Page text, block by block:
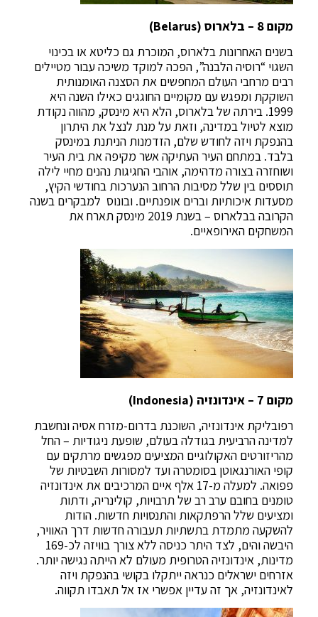
מקום 8 – בלארוס (Belarus)
בשנים האחרונות בלארוס, המוכרת גם כליטא או בכינוי
השגוי “רוסיה הלבנה”, הפכה למוקד משיכה עבור מטיילים
רבים מרחבי העולם המחפשים את הסצנה האומנותית
השוקקת ומפגש עם מקומיים החוגגים כאילו השנה היא
1999. בירתה של בלארוס, הלא היא מינסק, מהווה נקודת
מוצא לטיול במדינה, וזאת על מנת לנצל את היתרון
בהנפקת ויזה לחודש שלם, הזדמנות הניתנת במינסק
בלבד. במתחם העיר העתיקה אשר מקיפה את בית העיר
ושוחזרה בצורה מדהימה, אוהבי החגיגות נהנים מחיי לילה
תוססים בין שלל מסיבות הרחוב הנערכות בחודשי הקיץ,
מסעדות איכותיות וברים אופנתיים. ובונוס למבקרים בשנה
הקרובה בבלארוס – בשנת 2019 מינסק תארח את
המשחקים האירופאיים.
מקום 7 – אינדונזיה (Indonesia)
רפובליקת אינדונזיה, השוכנת בדרום-מזרח אסיה ונחשבת
למדינה הרביעית בגודלה בעולם, שופעת ניגודיות – החל
מהריזורטים האקולוגיים המציעים מפגשים מרתקים עם
קופי האורנגאוטן בסומטרה ועד למסורות השבטיות של
פפואה. למעלה מ-17 אלף איים המרכיבים את אינדונזיה
טומנים בחובם ערב רב של תרבויות, קולינריה, ודתות
ומציעים שלל הרפתקאות והתנסויות חדשות. הודות
להשקעה מתמדת בתשתיות תעבורה חדשות דרך האוויר,
היבשה והים, לצד היתר כניסה ללא צורך בוויזה לכ-169
מדינות, אינדונזיה הטרופית מעולם לא הייתה נגישה יותר.
אזרחים ישראלים כנראה ייתקלו בקושי בהנפקת ויזה
לאינדונזיה, אך זה עדיין אפשרי אז אל תאבדו תקווה.